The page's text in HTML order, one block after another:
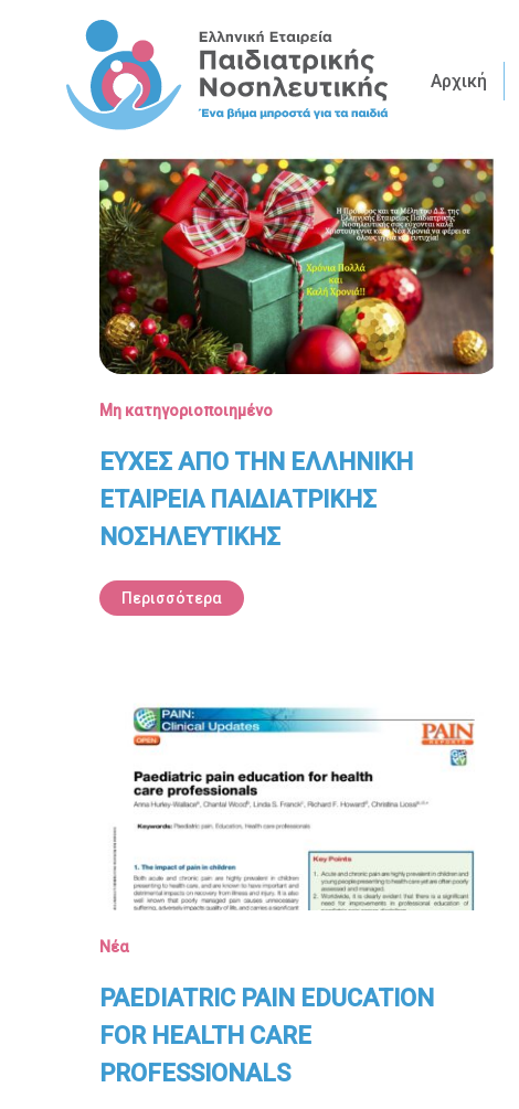
Αρχική
Μη κατηγοριοποιημένο
ΕΥΧΕΣ ΑΠΟ ΤΗΝ ΕΛΛΗΝΙΚΗ
ΕΤΑΙΡΕΙΑ ΠΑΙΔΙΑΤΡΙΚΗΣ
ΝΟΣΗΛΕΥΤΙΚΗΣ
Περισσότερα
Νέα
PAEDIATRIC PAIN EDUCATION
FOR HEALTH CARE
PROFESSIONALS